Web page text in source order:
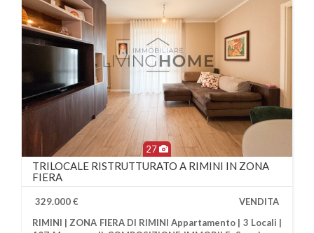
27
TRILOCALE RISTRUTTURATO A RIMINI IN ZONA
FIERA
329.000 €
VENDITA
RIMINI | ZONA FIERA DI RIMINI Appartamento | 3 Locali |